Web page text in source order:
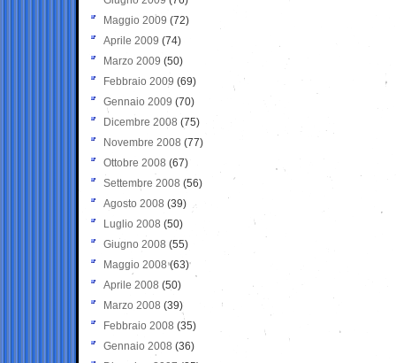
Maggio 2009 (72)
Aprile 2009 (74)
Marzo 2009 (50)
Febbraio 2009 (69)
Gennaio 2009 (70)
Dicembre 2008 (75)
Novembre 2008 (77)
Ottobre 2008 (67)
Settembre 2008 (56)
Agosto 2008 (39)
Luglio 2008 (50)
Giugno 2008 (55)
Maggio 2008(63)
Aprile 2008 (50)
Marzo 2008 (39)
Febbraio 2008 (35)
Gennaio 2008 (36)